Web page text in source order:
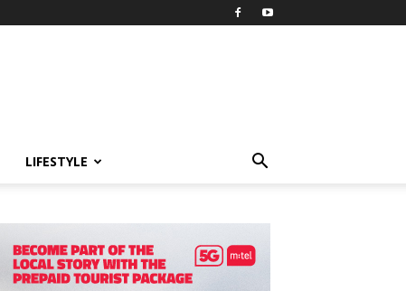
LIFESTYLE